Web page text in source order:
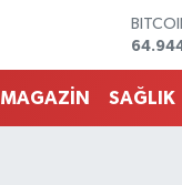
EURO
MAGAZİN SAĞLIK